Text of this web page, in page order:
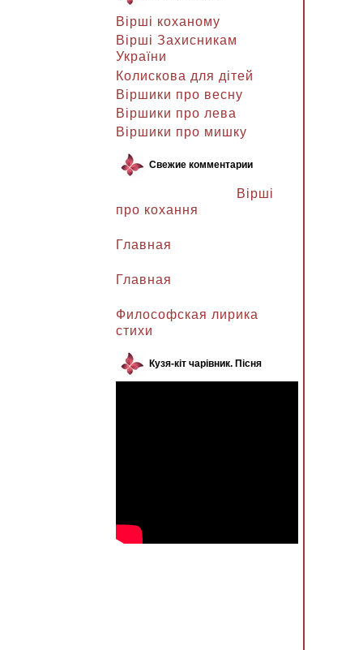
Вірші коханому
Вірші Захисникам
України
Колискова для дітей
Віршики про весну
Віршики про лева
Віршики про мишку
Свежие комментарии
Вірші
про кохання
Главная
Главная
Философская лирика
стихи
Кузя-кіт чарівник. Пісня